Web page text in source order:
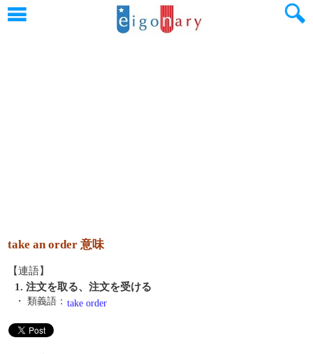
take an order 意味
【連語】
1. 注文を取る、注文を受ける
・ 類義語： take order